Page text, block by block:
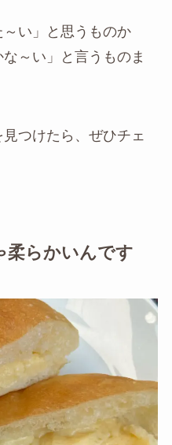
～い」と思うものか
～い」と言うものま
つけたら、ぜひチェ
柔らかいんです